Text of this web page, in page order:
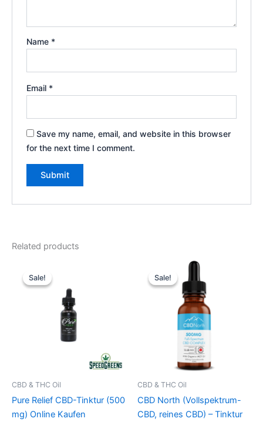
Name *
Email *
Save my name, email, and website in this browser
for the next time I comment.
Related products
Sale!
Sale!
CBD & THC Oil
Pure Relief CBD-Tinktur (500
mg) Online Kaufen
price
was:
51,93 €.43,27 €.
Sale!
Sale!
CBD & THC Oil
CBD North (Vollspektrum-
CBD, reines CBD) – Tinktur
Original
price
was:
51,93 €.
Current
is:
43,27 €.